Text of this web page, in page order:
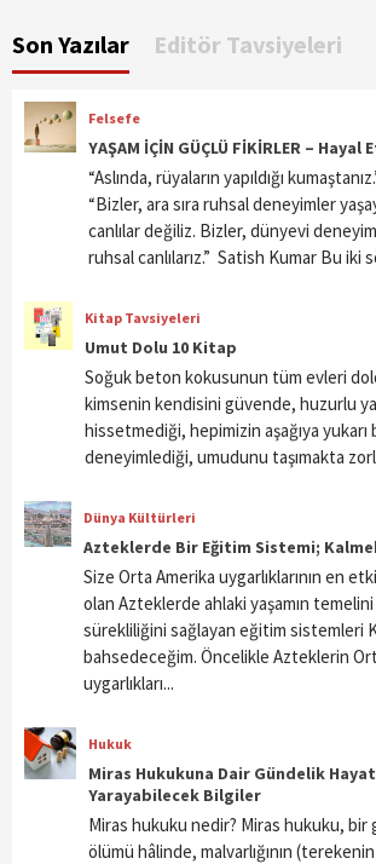
Son Yazılar Editör Tavsiyeleri
Felsefe
YAŞAM İÇİN GÜÇLÜ FİKİRLER –
“Aslında, rüyaların yapıldığı
“Bizler, ara sıra ruhsal deneyimler
canlılar değiliz. Bizler, dünyevi
ruhsal canlılarız.” Satish Kumar Bu iki
Kitap Tavsiyeleri
Umut Dolu 10 Kitap
Soğuk beton kokusunun tüm evleri
kimsenin kendisini güvende, huzurlu
hissetmediği, hepimizin aşağıya yukarı
deneyimlediği, umudunu taşımakta
Dünya Kültürleri
Azteklerde Bir Eğitim Sistemi;
Size Orta Amerika uygarlıklarının en
olan Azteklerde ahlaki yaşamın
sürekliliğini sağlayan eğitim sistemleri
bahsedeceğim. Öncelikle Azteklerin
uygarlıkları...
Hukuk
Miras Hukukuna Dair Gündelik
Yarayabilecek Bilgiler
Miras hukuku nedir? Miras hukuku, bir
ölümü hâlinde, malvarlığının